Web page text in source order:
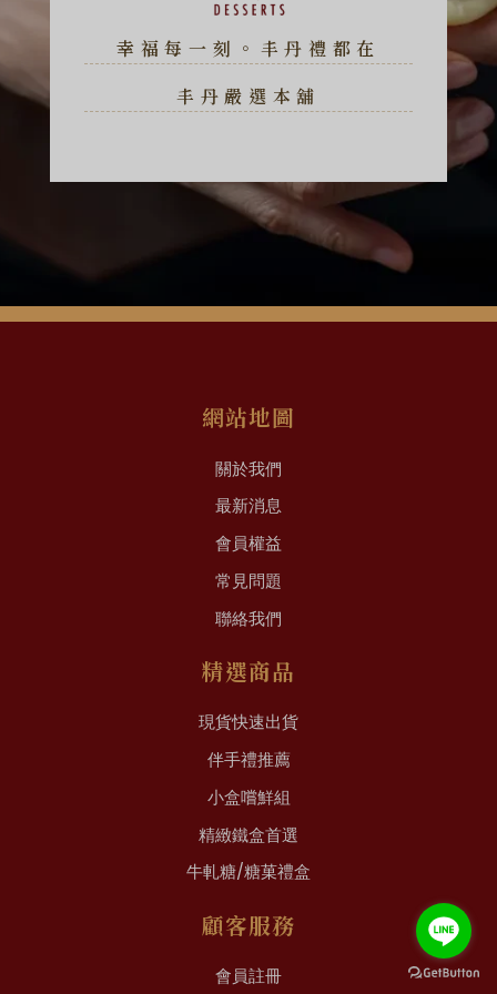
幸福每一刻。丰丹禮都在
丰丹嚴選本舖
網站地圖
關於我們
最新消息
會員權益
常見問題
聯絡我們
精選商品
現貨快速出貨
伴手禮推薦
小盒嚐鮮組
精緻鐵盒首選
牛軋糖/糖菓禮盒
顧客服務
會員註冊